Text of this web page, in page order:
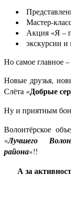
Мастер-
Акция «Я –
экскурсии и
Но самое главное
Новые друзья,
Слёта «Добрые
Ну и приятным
Волонтёрское
«Лучшего
района»!!
А за